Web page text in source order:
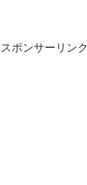
スポンサーリンク